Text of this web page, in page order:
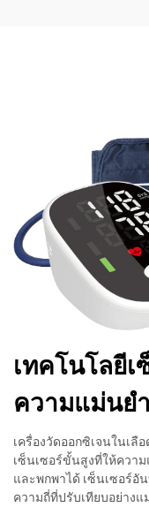
เทคโนโลยีเ
ความแม่นย
เครื่องวัดออกซิเจนในเ
เซ็นเซอร์ขั้นสูงที่ให้ควา
และพกพาได้ เซ็นเซอร์
ความถี่ที่ปรับเทียบอย่างแ